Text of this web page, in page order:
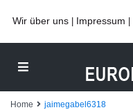
Wir über uns Impressum
Home jaimegabel6318